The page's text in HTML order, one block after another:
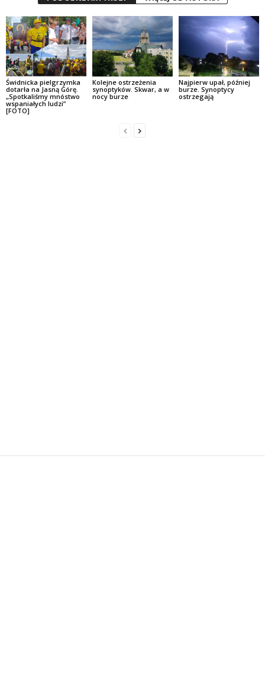
Świdnicka pielgrzymka
dotarła na Jasną Górę.
„Spotkaliśmy mnóstwo
wspaniałych ludzi”
[FOTO]
Kolejne ostrzeżenia
synoptyków. Skwar, a w
nocy burze
Najpierw upał, później
burze. Synoptycy
ostrzegają